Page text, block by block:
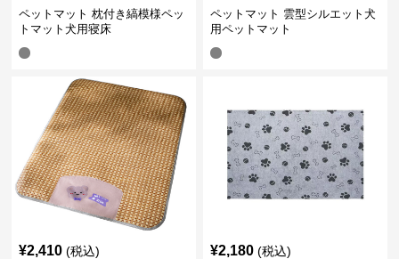
ペットマット 枕付き縞模様ペッ
トマット犬用寝床
ペットマット 雲型シルエット犬
用ペットマット
¥2,410 (税込) ¥2,180 (税込)